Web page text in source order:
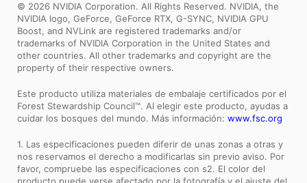
© 2026 NVIDIA Corporation. All Rights Reserved. NVIDIA, the
NVIDIA logo, GeForce, GeForce RTX, G-SYNC, NVIDIA GPU
Boost, and NVLink are registered trademarks and/or
trademarks of NVIDIA Corporation in the United States and
other countries. All other trademarks and copyright are the
property of their respective owners.
Este producto utiliza materiales de embalaje certificados por el
Forest Stewardship Council™. Al elegir este producto, ayudas a
cuidar los bosques del mundo. Más información: www.fsc.org
1. Las especificaciones pueden diferir de unas zonas a otras y
nos reservamos el derecho a modificarlas sin previo aviso. Por
favor, compruebe las especificaciones con s2. El color del